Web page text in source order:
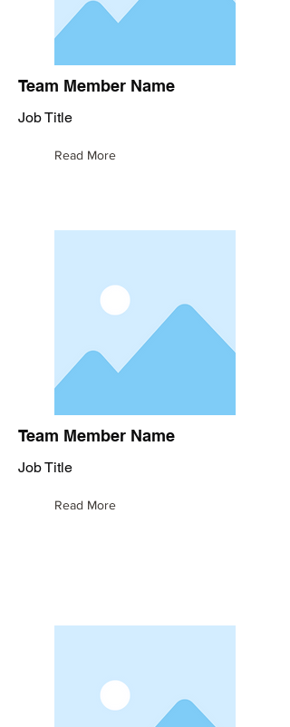
Team Member Name
Job Title
Read More
Team Member Name
Job Title
Read More